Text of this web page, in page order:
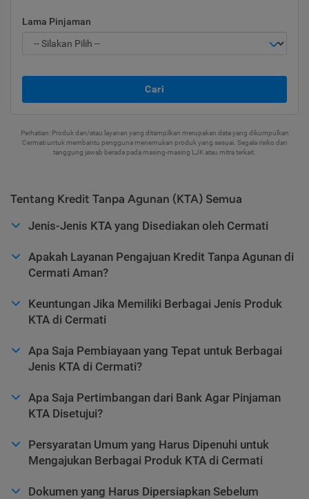
Lama Pinjaman
Cari
Perhatian: Produk dan/atau layanan yang ditampilkan merupakan data yang dikumpulkan
Cermati untuk membantu pengguna menemukan produk yang sesuai. Segala risiko dan
tanggung jawab berada pada masing-masing LJK atau mitra terkait.
Tentang Kredit Tanpa Agunan (KTA) Semua
Jenis-Jenis KTA yang Disediakan oleh Cermati
Apakah Layanan Pengajuan Kredit Tanpa Agunan di
Cermati Aman?
Keuntungan Jika Memiliki Berbagai Jenis Produk
KTA di Cermati
Apa Saja Pembiayaan yang Tepat untuk Berbagai
Jenis KTA di Cermati?
Apa Saja Pertimbangan dari Bank Agar Pinjaman
KTA Disetujui?
Persyaratan Umum yang Harus Dipenuhi untuk
Mengajukan Berbagai Produk KTA di Cermati
Dokumen yang Harus Dipersiapkan Sebelum